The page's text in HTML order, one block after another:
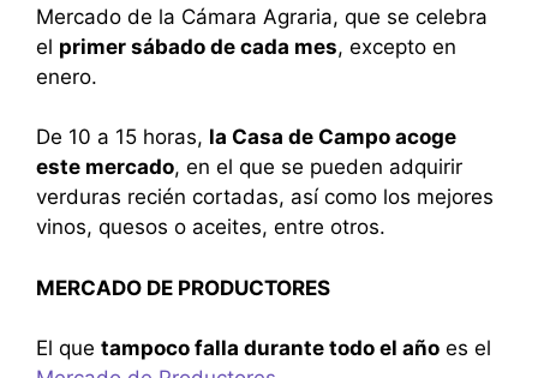
Mercado de la Cámara Agraria, que se celebra
el primer sábado de cada mes, excepto en
enero.
De 10 a 15 horas, la Casa de Campo acoge
este mercado, en el que se pueden adquirir
verduras recién cortadas, así como los mejores
vinos, quesos o aceites, entre otros.
MERCADO DE PRODUCTORES
El que tampoco falla durante todo el año es el